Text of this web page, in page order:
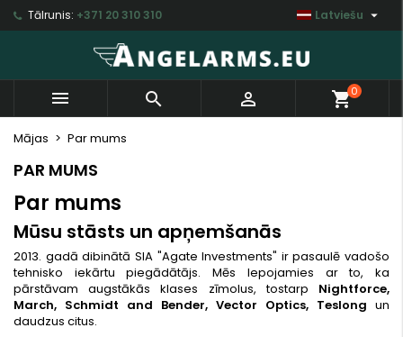
Tālrunis: +371 20 310 310 Latviešu 
   shopping_cart0
Mājas Par mums
PAR MUMS
Par mums
Mūsu stāsts un apņemšanās
2013. gadā dibinātā SIA "Agate Investments" ir pasaulē vadošo
tehnisko iekārtu piegādātājs. Mēs lepojamies ar to, ka
pārstāvam augstākās klases zīmolus, tostarp Nightforce,
March, Schmidt and Bender, Vector Optics, Teslong un
daudzus citus.
My wishlists ×
add_circle_outline Create new list
((modalTitle)) ×
((confirmMessage))
((cancelText))
Izveidot vēlmju sarakstu ×
Vēlmju saraksta nosaukums
Ienākt ×
Jums jābūt jāienāk savā kontā, lai saglabātu
produktus vēlmju sarakstā.